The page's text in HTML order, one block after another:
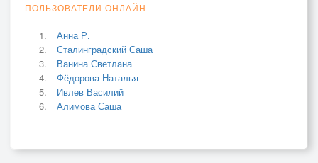
ПОЛЬЗОВАТЕЛИ ОНЛАЙН
Анна Р.
Сталинградский Саша
Ванина Светлана
Фёдорова Наталья
Ивлев Василий
Алимова Саша